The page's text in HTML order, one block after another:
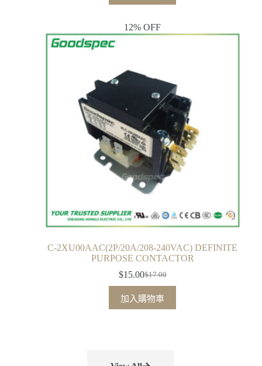
12% OFF
C-2XU00AAC(2P/20A/208-240VAC) DEFINITE
PURPOSE CONTACTOR
$17.00
$15.00
加入購物車